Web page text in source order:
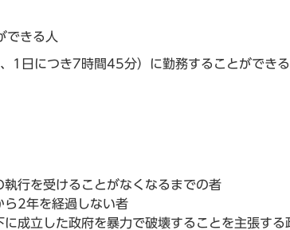
できる人
日につき7時間45分）に勤務することができ
行を受けることがなくなるまでの者
ら2年を経過しない者
成立した政府を暴力で破壊することを主張する